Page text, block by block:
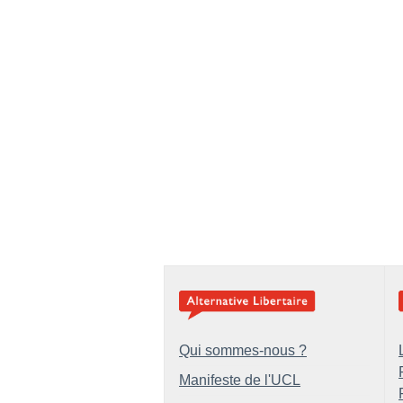
Qui sommes-nous ?
Manifeste de l'UCL